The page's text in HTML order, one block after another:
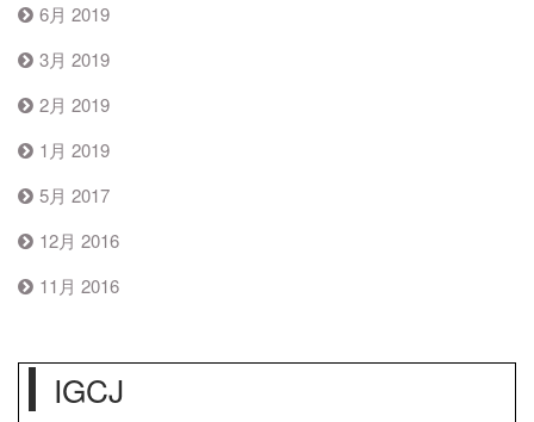
6月 2019
3月 2019
2月 2019
1月 2019
5月 2017
12月 2016
11月 2016
IGCJ